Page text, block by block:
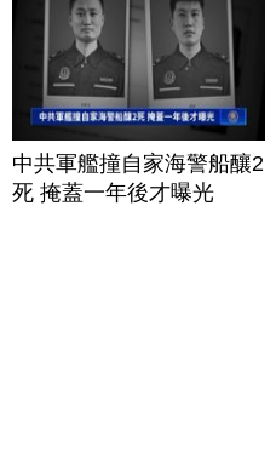
中共軍艦撞自家海警船釀2
死 掩蓋一年後才曝光